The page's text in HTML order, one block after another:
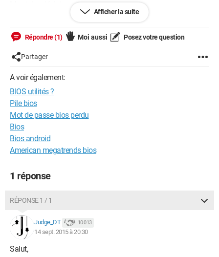
{Si je ne suis pas clair merci de me demandez ce qu'il vous
Amicalement,
Dimitrouille
--
On ne sait pas tout même à 70ans. La vie est une guerre qui
ne tient qu'à nous, de veillez sur nos sorts et de faire les bons
choix.
Afficher la suite
Répondre (1) Moi aussi Posez votre question
Partager
A voir également:
BIOS utilités ?
Pile bios
Mot de passe bios perdu
Bios
Bios android
American megatrends bios
1 réponse
RÉPONSE 1 / 1
Judge_DT 10 013
14 sept. 2015 à 20:30
Salut,